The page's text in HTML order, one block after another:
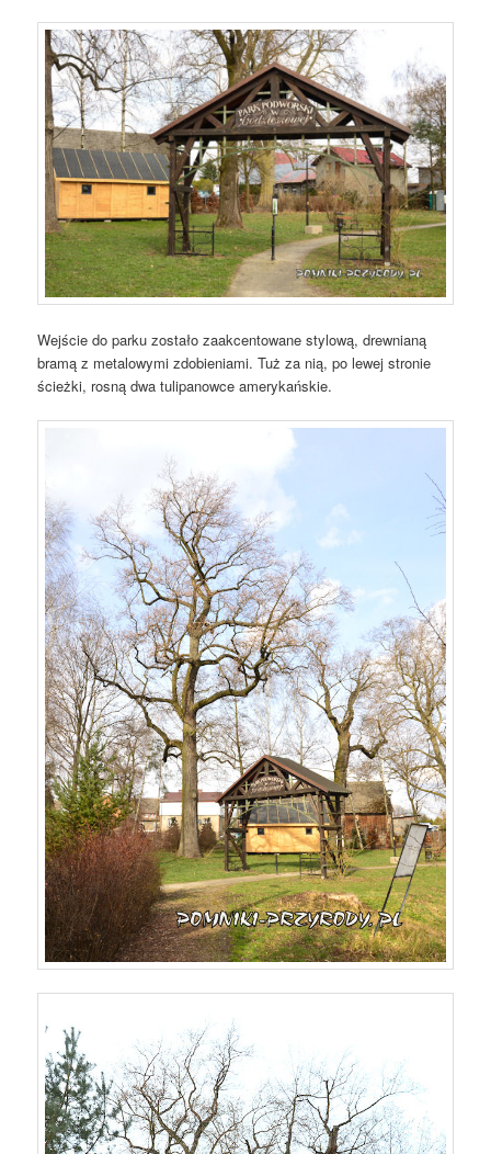
Wejście do parku zostało zaakcentowane stylową, drewnianą
bramą z metalowymi zdobieniami. Tuż za nią, po lewej stronie
ścieżki, rosną dwa tulipanowce amerykańskie.